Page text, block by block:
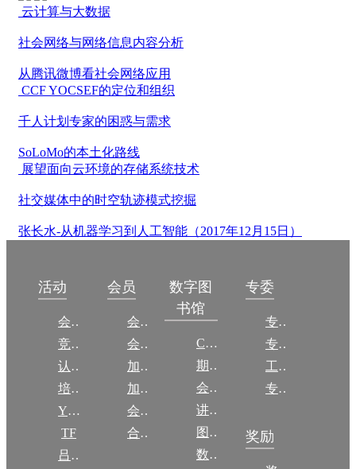
云计算与大数据
社会网络与网络信息内容分析
从腾讯微博看社会网络应用
CCF YOCSEF的定位和组织
千人计划专家的困惑与需求
SoLoMo的本土化路线
展望面向云环境的存储系统技术
社交媒体中的时空轨迹模式挖掘
张长水-从机器学习到人工智能（2017年12月15日）
活动
会议
竞赛
认证
培训
YOCSEF
TF
吕梁振兴
会员
会员简介
会员权益
加入CCF
加入CCF
会员交费
合作伙伴
数字图
书馆
CCCF
期刊
会议
讲稿
图集
数图编审委员会
专委
专委简介
专委条例
工作问答
专委名单
奖励